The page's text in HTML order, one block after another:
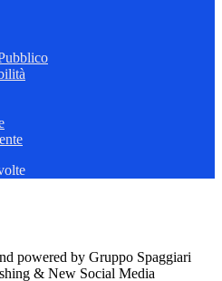
powered by Gruppo Spaggiari
& New Social Media